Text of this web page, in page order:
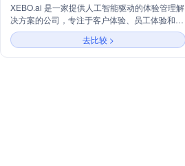
XEBO.ai 是一家提供人工智能驱动的体验管理解
决方案的公司，专注于客户体验、员工体验和数
字研究，旨在通过AI技术提升客户忠诚度和员工
满意度。
去比较 >